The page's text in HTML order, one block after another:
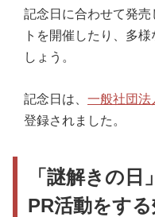
記念日に合わせて発
トを開催したり、多
しょう。
記念日は、 一般社団法
登録されました。
「謎解きの
PR活動をす